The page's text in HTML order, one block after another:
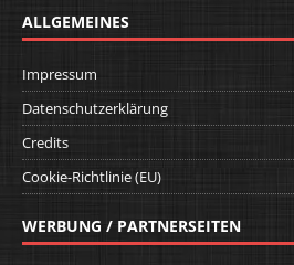
ALLGEMEINES
Impressum
Datenschutzerklärung
Credits
Cookie-Richtlinie (EU)
WERBUNG / PARTNERSEITEN